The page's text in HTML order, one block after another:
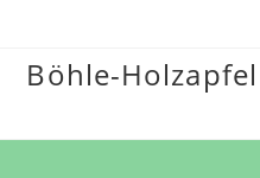
springen
Böhle-